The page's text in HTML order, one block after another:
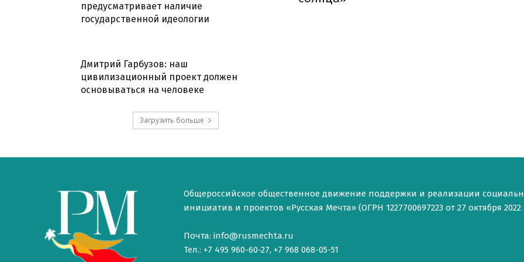
предусматривает наличие
государственной идеологии
Дмитрий Гарбузов: наш
цивилизационный проект должен
основываться на человеке
Загрузить больше
Общероссийское общественное движение поддержки и реализации
инициатив и проектов «Русская Мечта» (ОГРН 1227700697223 от 27 октября 2022
Почта: info@rusmechta.ru
Тел.: +7 495 960-60-27, +7 968 068-05-51